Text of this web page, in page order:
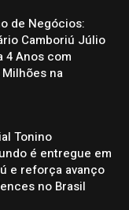
de Negócios:
Camboriú Júlio
4 Anos com
Milhões na
Tonino
é entregue em
e reforça avanço
no Brasil